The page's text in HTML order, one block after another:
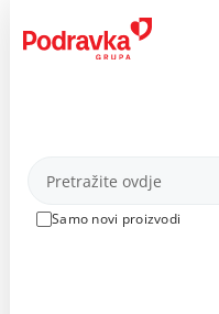
content
Proizvodi
Samo novi proizvodi